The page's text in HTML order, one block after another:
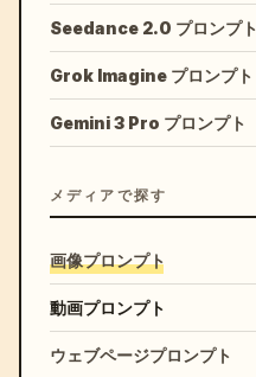
Seedance 2.0 プロンプト
Grok Imagine プロンプト
Gemini 3 Pro プロンプト
メディアで探す
画像プロンプト
動画プロンプト
ウェブページプロンプト